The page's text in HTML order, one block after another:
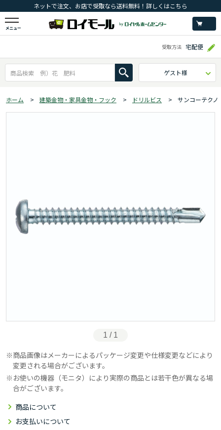
ネットで注文、お店で受取なら送料無料！詳しくはこちら
メニュー
受取方法 宅配便
ゲスト様
ホーム > 建築金物・家具金物・フック > ドリルビス > サンコーテク
1 / 1
商品画像はメーカーによるパッケージ変更や仕様変更などにより
変更される場合がございます。
お使いの機器（モニタ）により実際の商品とは若干色が異なる場
合がございます。
商品について
お支払いについて